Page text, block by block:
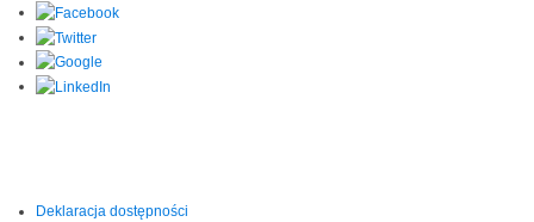
Deklaracja dostępności